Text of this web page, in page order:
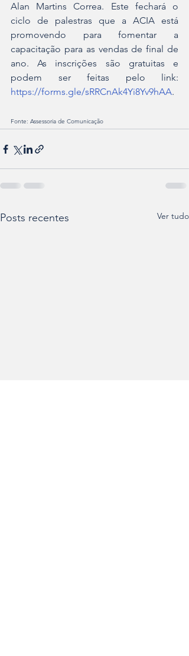
Alan Martins Correa. Este fechará o
ciclo de palestras que a ACIA está
promovendo para fomentar a
capacitação para as vendas de final de
ano. As inscrições são gratuitas e
https://forms.gle/sRRCnAk4Yi8Yv9hAA.
Fonte: Assessoria de Comunicação
Posts recentes Ver tudo